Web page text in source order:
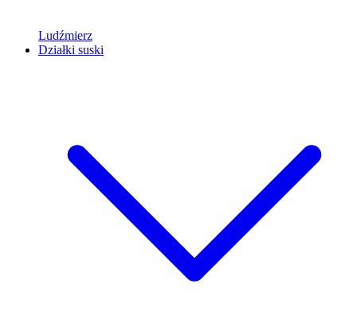
Ludźmierz
Działki suski